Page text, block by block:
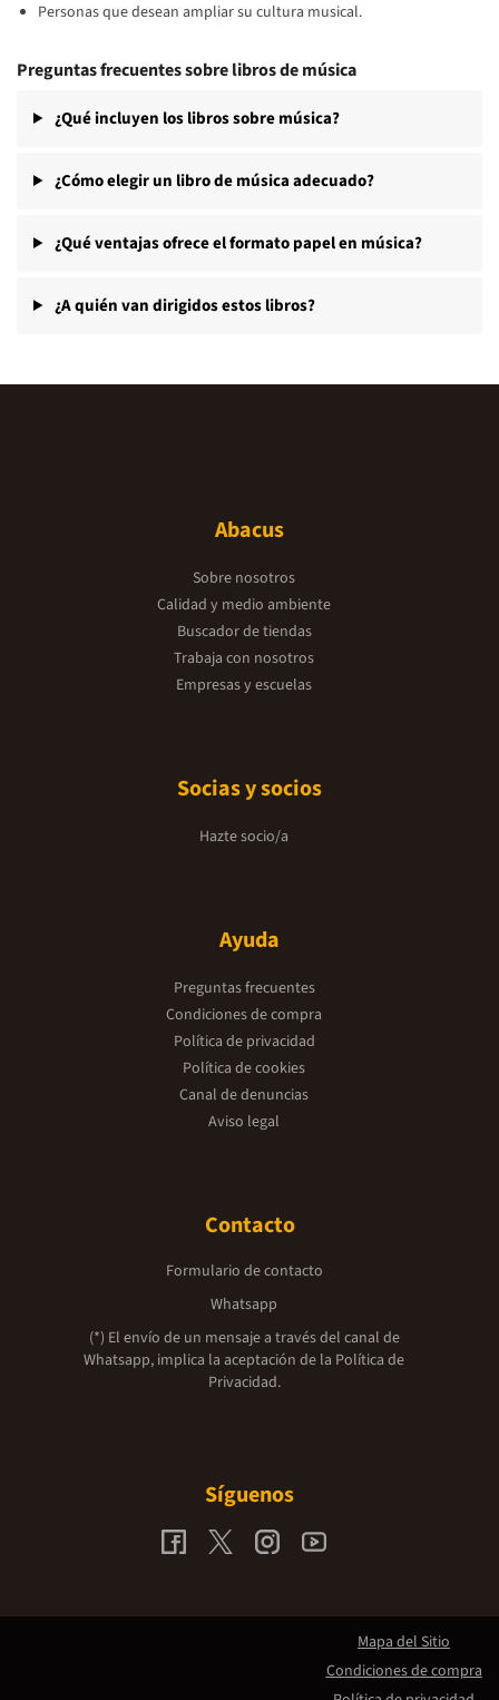
Personas que desean ampliar su cultura musical.
Preguntas frecuentes sobre libros de música
¿Qué incluyen los libros sobre música?
¿Cómo elegir un libro de música adecuado?
¿Qué ventajas ofrece el formato papel en música?
¿A quién van dirigidos estos libros?
Abacus
Sobre nosotros
Calidad y medio ambiente
Buscador de tiendas
Trabaja con nosotros
Empresas y escuelas
Socias y socios
Hazte socio/a
Ayuda
Preguntas frecuentes
Condiciones de compra
Política de privacidad
Política de cookies
Canal de denuncias
Aviso legal
Contacto
Formulario de contacto
Whatsapp
(*) El envío de un mensaje a través del canal de
Whatsapp, implica la aceptación de la Política de
Privacidad.
Síguenos
Mapa del Sitio
Condiciones de compra